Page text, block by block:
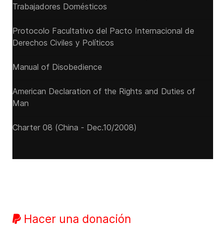
Trabajadores Domésticos
Protocolo Facultativo del Pacto Internacional de
Derechos Civiles y Políticos
Manual of Disobedience
American Declaration of the Rights and Duties of
Man
Charter 08 (China - Dec.10/2008)
Hacer una donación